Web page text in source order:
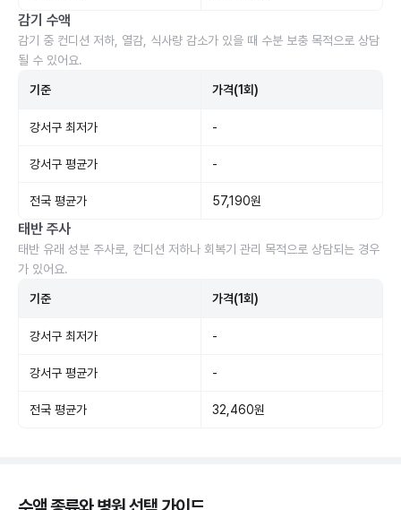
감기 수액
감기 중 컨디션 저하, 열감, 식사량 감소가 있을 때 수분 보충 목적으로 상담
될 수 있어요.
기준 가격(1회)
강서구 최저가 -
강서구 평균가 -
전국 평균가 57,190원
태반 주사
태반 유래 성분 주사로, 컨디션 저하나 회복기 관리 목적으로 상담되는 경우
가 있어요.
기준 가격(1회)
강서구 최저가 -
강서구 평균가 -
전국 평균가 32,460원